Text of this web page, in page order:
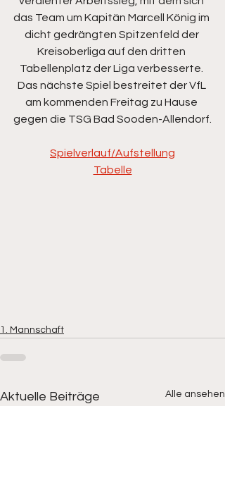
das Team um Kapitän Marcell König im
dicht gedrängten Spitzenfeld der
Kreisoberliga auf den dritten
Tabellenplatz der Liga verbesserte.
Das nächste Spiel bestreitet der VfL
am kommenden Freitag zu Hause
gegen die TSG Bad Sooden-Allendorf.
Spielverlauf/Aufstellung
Tabelle
1. Mannschaft
Aktuelle Beiträge Alle ansehen